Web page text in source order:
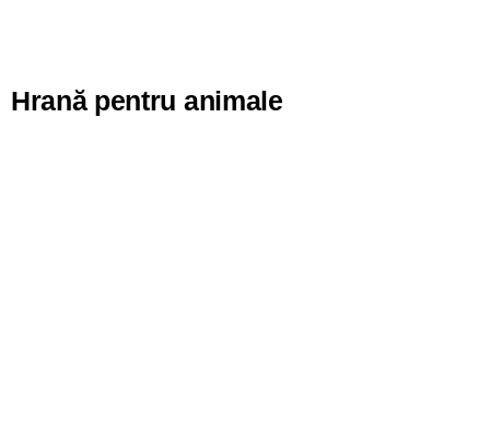
Hrană pentru animale